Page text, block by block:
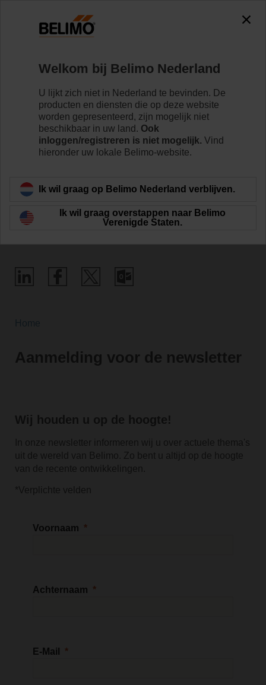
Newsletter
Aanmelding voor de newsletter
Wij houden u op de hoogte!
In onze newsletter informeren wij u over actuele thema's
uit de wereld van Belimo. Zo bent u altijd op de hoogte
van de recente ontwikkelingen.
*Verplichte velden
Voornaam
Achternaam
E-Mail
Welkom bij Belimo Nederland
U lijkt zich niet in Nederland te bevinden. De
producten en diensten die op deze website
worden gepresenteerd, zijn mogelijk niet
beschikbaar in uw land. Ook
inloggen/registreren is niet mogelijk. Vind
hieronder uw lokale Belimo-website.
Ik wil graag op Belimo Nederland verblijven.
Ik wil graag overstappen naar Belimo
Verenigde Staten.